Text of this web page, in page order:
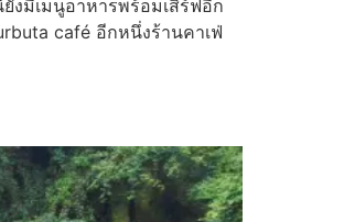
งมีเมนูอาหารพร้อมเสิร์ฟอีก
café อีกหนึ่งร้านคาเฟ่